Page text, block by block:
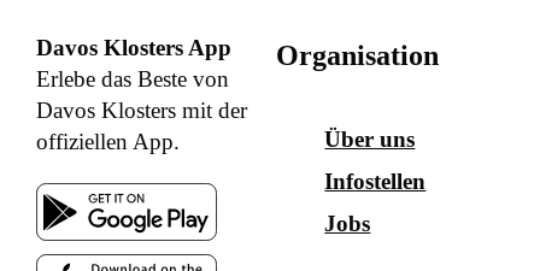
Davos Klosters App
Erlebe das Beste von
Davos Klosters mit der
offiziellen App.
Organisation
Über uns
Infostellen
Jobs